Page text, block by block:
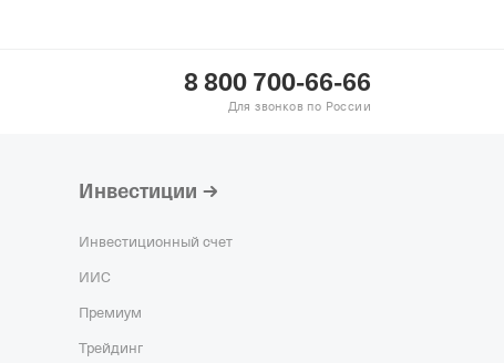
8 800 700-66-66
Для звонков по России
Инвестиции
Инвестиционный счет
ИИС
Премиум
Трейдинг